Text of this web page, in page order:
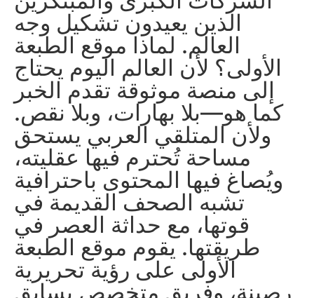
الذين يعيدون تشكيل وجه
العالم. لماذا موقع الطبعة
الأولى؟ لأن العالم اليوم يحتاج
إلى منصة موثوقة تقدم الخبر
كما هو—بلا بهارات، وبلا نقص.
ولأن المتلقي العربي يستحق
مساحة تُحترم فيها عقليته،
ويُصاغ فيها المحتوى باحترافية
تشبه الصحف القديمة في
قوتها، مع حداثة العصر في
طريقتها. يقوم موقع الطبعة
الأولى على رؤية تحريرية
رصينة، وفريق متخصص يسابق